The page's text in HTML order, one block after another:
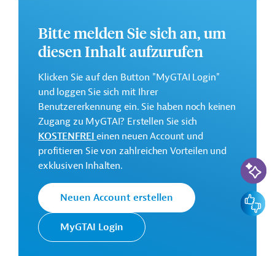
geplant.
Weitere Informationen zu dem Entwicklungsprojekt
GTAI informiert über dieAFD: Schwerpunkte,
Regularien und praktische Hinweise zur
Geschäftsanbahnung.
Gesamtkosten:
1,3 Millionen Euro
1 Million Euro (Zuschuss)
Kontaktadressen
Bitte melden Sie sich an, um
diesen Inhalt aufzurufen
Klicken Sie auf den Button "MyGTAI Login"
und loggen Sie sich mit Ihrer
Benutzererkennung ein. Sie haben noch keinen
Zugang zu MyGTAI? Erstellen Sie sich
KOSTENFREIeinen neuen Account und
profitieren Sie von zahlreichen Vorteilen und
exklusiven Inhalten.
Neuen Account erstellen
MyGTAI Login
KI-